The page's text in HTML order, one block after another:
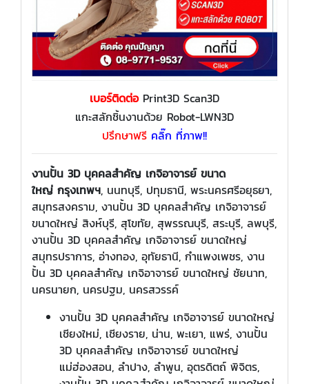
เบอร์ติดต่อPrint3D Scan3D
แกะสลักชิ้นงานด้วย Robot-LWN3D
ปรึกษาฟรี คลิ๊ก ที่ภาพ!!
งานปั้น 3D บุคคลสำคัญ เกจิอาจารย์ ขนาด
ใหญ่ กรุงเทพฯ, นนทบุรี, ปทุมธานี, พระนครศรีอยุธยา,
สมุทรสงคราม, งานปั้น 3D บุคคลสำคัญ เกจิอาจารย์
ขนาดใหญ่ สิงห์บุรี, สุโขทัย, สุพรรณบุรี, สระบุรี, ลพบุรี,
งานปั้น 3D บุคคลสำคัญ เกจิอาจารย์ ขนาดใหญ่
สมุทรปราการ, อ่างทอง, อุทัยธานี, กำแพงเพชร, งาน
ปั้น 3D บุคคลสำคัญ เกจิอาจารย์ ขนาดใหญ่ ชัยนาท,
นครนายก, นครปฐม, นครสวรรค์
งานปั้น 3D บุคคลสำคัญ เกจิอาจารย์ ขนาดใหญ่
เชียงใหม่, เชียงราย, น่าน, พะเยา, แพร่, งานปั้น
3D บุคคลสำคัญ เกจิอาจารย์ ขนาดใหญ่
แม่ฮ่องสอน, ลำปาง, ลำพูน, อุตรดิตถ์ พิจิตร,